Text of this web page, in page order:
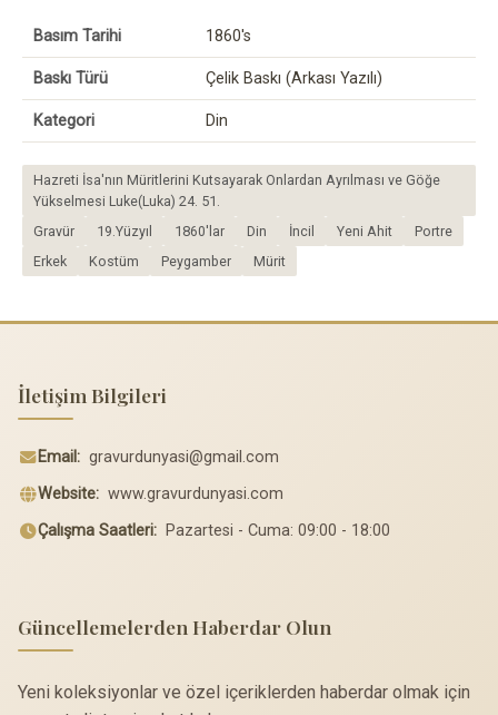
Basım Tarihi 1860's
Baskı Türü Çelik Baskı (Arkası Yazılı)
Kategori Din
Hazreti İsa'nın Müritlerini Kutsayarak Onlardan Ayrılması ve Göğe
Yükselmesi Luke(Luka) 24. 51.
Gravür
19.Yüzyıl 1860'lar Din İncil Yeni Ahit
Portre
Erkek
Kostüm Peygamber Mürit
İletişim Bilgileri
Email: gravurdunyasi@gmail.com
Website: www.gravurdunyasi.com
Çalışma Saatleri: Pazartesi - Cuma: 09:00 - 18:00
Güncellemelerden Haberdar Olun
Yeni koleksiyonlar ve özel içeriklerden haberdar olmak için